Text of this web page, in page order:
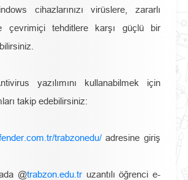
cihazlarınızı virüslere, zararlı
çevrimiçi tehditlere karşı güçlü bir
yazılımını kullanabilmek için
takip edebilirsiniz:
trabzonedu/adresine giriş
@trabzon.edu.tr uzantılı öğrenci e-